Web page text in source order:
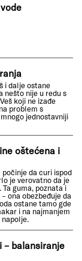
i dalje ostane
nešto nije u redu s
koji ne izađe
problem s
jednostavniji
oštećena i
da curi ispod
je verovatno da je
guma, poznata i
ona obezbeđuje da
ostane tamo gde
i na najmanjem
– balansiranje